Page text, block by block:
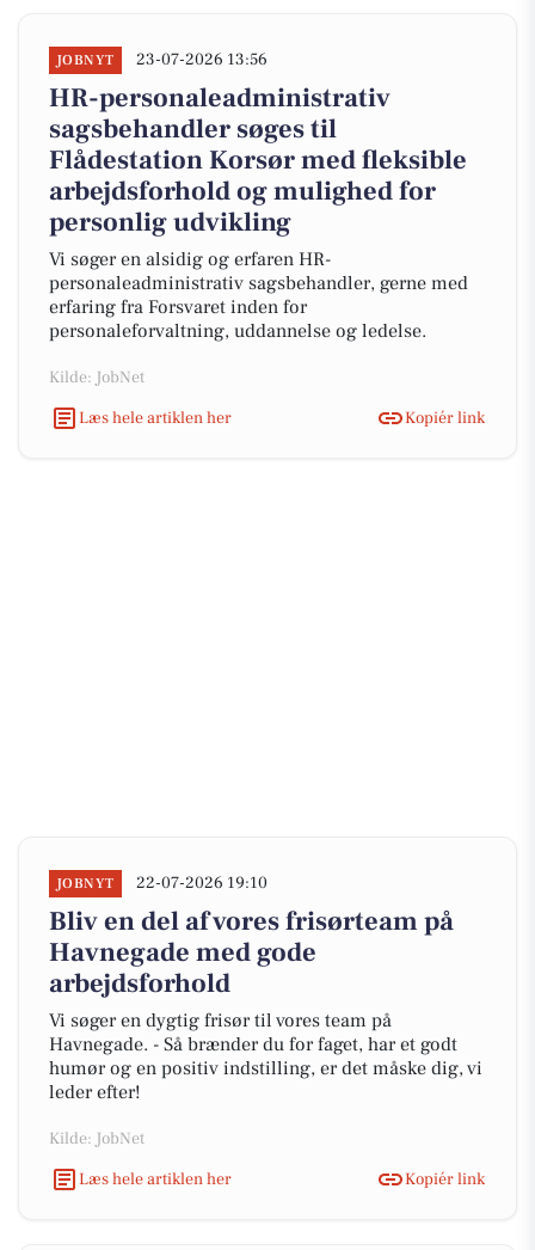
JOBNYT 23-07-2026 13:56
HR-personaleadministrativ
sagsbehandler søges til
Flådestation Korsør med fleksible
arbejdsforhold og mulighed for
personlig udvikling
Vi søger en alsidig og erfaren HR-
personaleadministrativ sagsbehandler, gerne med
erfaring fra Forsvaret inden for
personaleforvaltning, uddannelse og ledelse.
Kilde: JobNet
Læs hele artiklen her
Kopiér link
JOBNYT 22-07-2026 19:10
Bliv en del af vores frisørteam på
Havnegade med gode
arbejdsforhold
Vi søger en dygtig frisør til vores team på
Havnegade. - Så brænder du for faget, har et godt
humør og en positiv indstilling, er det måske dig, vi
leder efter!
Kilde: JobNet
Læs hele artiklen her
Kopiér link